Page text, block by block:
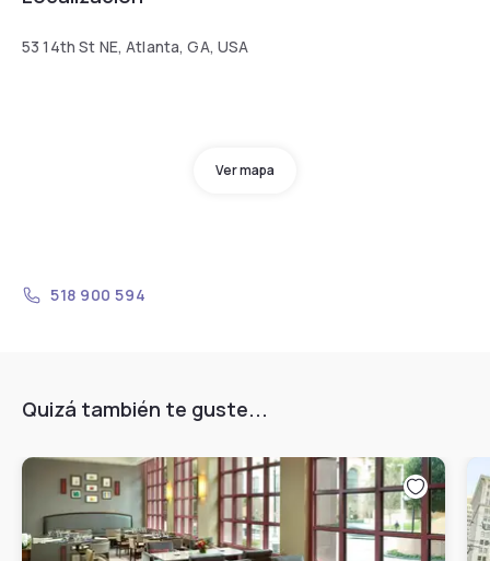
53 14th St NE, Atlanta, GA, USA
Ver mapa
518 900 594
Quizá también te guste...